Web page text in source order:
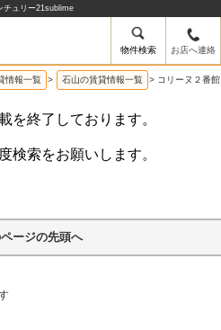
チュリー21sublime
物件検索 お店へ連絡
情報一覧 > 石山の賃貸情報一覧 > コリーヌ２番
を終了しております。
検索をお願いします。
ージの先頭へ